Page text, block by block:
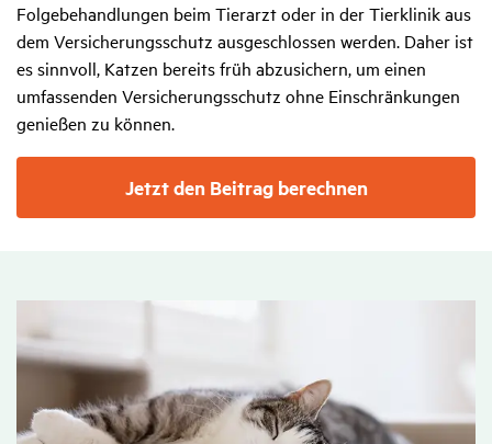
Folgebehandlungen beim Tierarzt oder in der Tierklinik aus
dem Versicherungsschutz ausgeschlossen werden. Daher ist
es sinnvoll, Katzen bereits früh abzusichern, um einen
umfassenden Versicherungsschutz ohne Einschränkungen
genießen zu können.
Jetzt den Beitrag berechnen